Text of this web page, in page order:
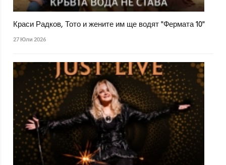
Краси Радков, Тото и жените им ще водят "Фермата 10"
27 Юли 2026